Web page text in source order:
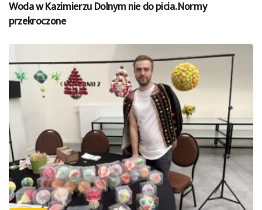
Woda w Kazimierzu Dolnym nie do picia. Normy
przekroczone